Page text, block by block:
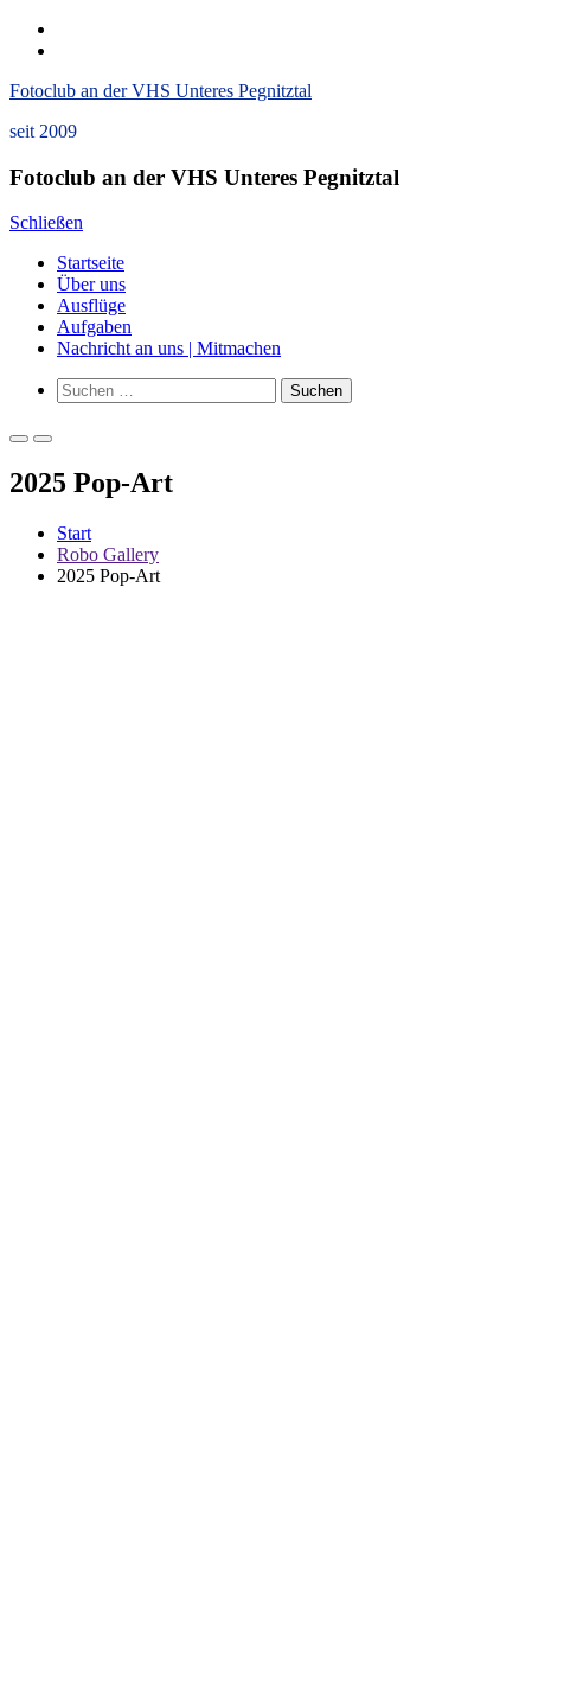
Zum
Inhalt
Impressum
Fotoclub an der VHS Unteres Pegnitztal
seit 2009
Fotoclub an der VHS Unteres Pegnitztal
Schließen
Startseite
Über uns
Ausflüge
Aufgaben
Nachricht an uns | Mitmachen
Such-
Formular
Suchen
nach:
Primäres
für
Primäres
für
2025 Pop-Art
Start
Robo Gallery
2025 Pop-Art